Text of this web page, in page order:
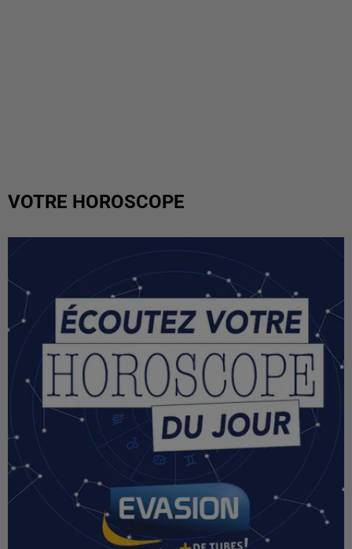
VOTRE HOROSCOPE